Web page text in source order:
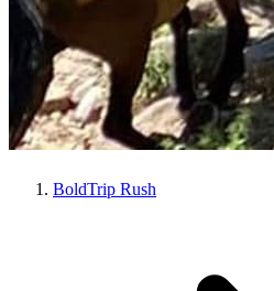
BoldTrip Rush